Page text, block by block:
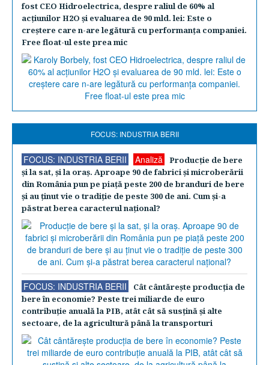
fost CEO Hidroelectrica, despre raliul de 60% al
acţiunilor H2O şi evaluarea de 90 mld. lei: Este o
creştere care n-are legătură cu performanţa companiei.
Free float-ul este prea mic
FOCUS: INDUSTRIA BERII
FOCUS: INDUSTRIA BERII Analiză
Producţie de bere
şi la sat, şi la oraş. Aproape 90 de fabrici şi microberării
din România pun pe piaţă peste 200 de branduri de bere
şi au ţinut vie o tradiţie de peste 300 de ani. Cum şi-a
păstrat berea caracterul naţional?
FOCUS: INDUSTRIA BERII
Cât cântăreşte producţia de
bere în economie? Peste trei miliarde de euro
contribuţie anuală la PIB, atât cât să susţină şi alte
sectoare, de la agricultură până la transporturi